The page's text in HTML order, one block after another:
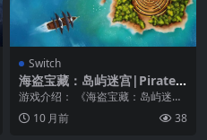
Switch
海盗宝藏：岛屿迷宫|Pirate T
reasure: Island of Mazes
游戏介绍： 《海盗宝藏：岛屿迷
宫》是一款很棒的益智游戏，您需
要在其中帮助海盗走出...
10 月前 38